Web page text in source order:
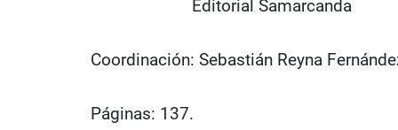
Editorial Samarcanda
Coordinación: Sebastián Reyna
Páginas: 137.